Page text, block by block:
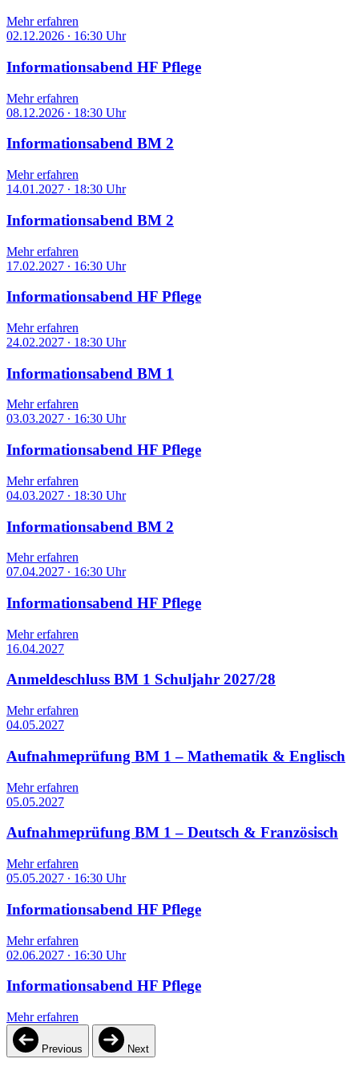
Mehr erfahren
02.12.2026 ∙ 16:30 Uhr
Informationsabend HF Pflege
Mehr erfahren
08.12.2026 ∙ 18:30 Uhr
Informationsabend BM 2
Mehr erfahren
14.01.2027 ∙ 18:30 Uhr
Informationsabend BM 2
Mehr erfahren
17.02.2027 ∙ 16:30 Uhr
Informationsabend HF Pflege
Mehr erfahren
24.02.2027 ∙ 18:30 Uhr
Informationsabend BM 1
Mehr erfahren
03.03.2027 ∙ 16:30 Uhr
Informationsabend HF Pflege
Mehr erfahren
04.03.2027 ∙ 18:30 Uhr
Informationsabend BM 2
Mehr erfahren
07.04.2027 ∙ 16:30 Uhr
Informationsabend HF Pflege
Mehr erfahren
16.04.2027
Anmeldeschluss BM 1 Schuljahr 2027/28
Mehr erfahren
04.05.2027
Aufnahmeprüfung BM 1 – Mathematik & Englisch
Mehr erfahren
05.05.2027
Aufnahmeprüfung BM 1 – Deutsch & Französisch
Mehr erfahren
05.05.2027 ∙ 16:30 Uhr
Informationsabend HF Pflege
Mehr erfahren
02.06.2027 ∙ 16:30 Uhr
Informationsabend HF Pflege
Mehr erfahren
Previous Next